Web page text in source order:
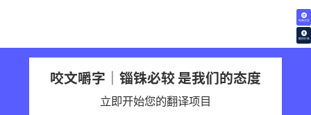
免费试译
翻译价格
咬文嚼字｜锱铢必较 是我们的态度
立即开始您的翻译项目